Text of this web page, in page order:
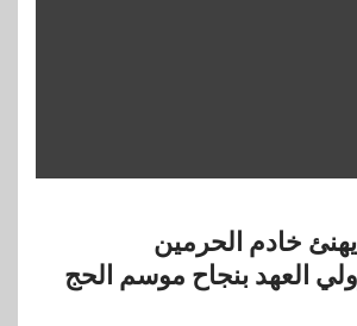
خادم الحرمين
العهد بنجاح موسم الحج